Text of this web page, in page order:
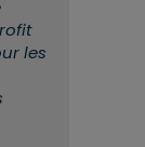
les